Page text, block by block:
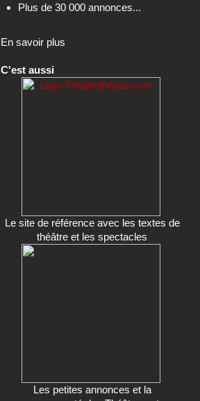
Plus de 30 000 annonces...
En savoir plus
C'est aussi
Le site de référence avec les textes de
théâtre et les spectacles
Les petites annonces et la